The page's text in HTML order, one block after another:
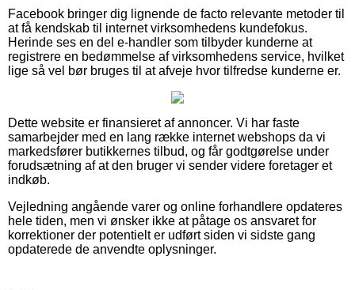
Facebook bringer dig lignende de facto relevante metoder til
at få kendskab til internet virksomhedens kundefokus.
Herinde ses en del e-handler som tilbyder kunderne at
registrere en bedømmelse af virksomhedens service, hvilket
lige så vel bør bruges til at afveje hvor tilfredse kunderne er.
Dette website er finansieret af annoncer. Vi har faste
samarbejder med en lang række internet webshops da vi
markedsfører butikkernes tilbud, og får godtgørelse under
forudsætning af at den bruger vi sender videre foretager et
indkøb.
Vejledning angående varer og online forhandlere opdateres
hele tiden, men vi ønsker ikke at påtage os ansvaret for
korrektioner der potentielt er udført siden vi sidste gang
opdaterede de anvendte oplysninger.